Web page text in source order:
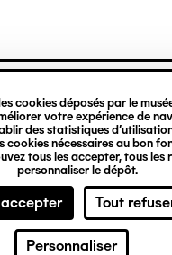
cookies déposés par le
votre expérience de
des statistiques
cookies nécessaires au bon
tous les accepter, tous les
personnaliser le dépôt.
Tout
Personnaliser